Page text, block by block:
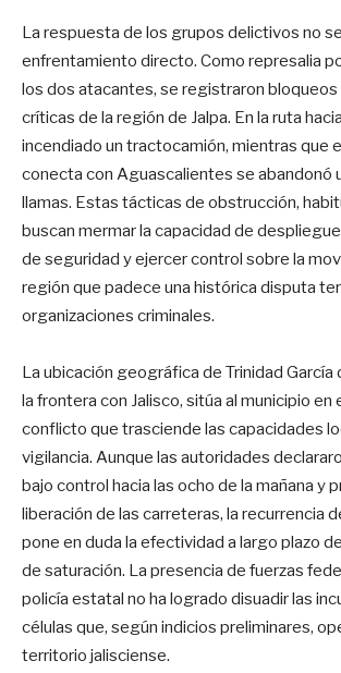
La respuesta de los grupos delictivos no
enfrentamiento directo. Como represalia
los dos atacantes, se registraron bloqueos
críticas de la región de Jalpa. En la ruta
incendiado un tractocamión, mientras que
conecta con Aguascalientes se abandonó
llamas. Estas tácticas de obstrucción,
buscan mermar la capacidad de
de seguridad y ejercer control sobre la
región que padece una histórica disputa
organizaciones criminales.
La ubicación geográfica de Trinidad García
la frontera con Jalisco, sitúa al municipio en
conflicto que trasciende las capacidades
vigilancia. Aunque las autoridades
bajo control hacia las ocho de la mañana y
liberación de las carreteras, la recurrencia
pone en duda la efectividad a largo plazo
de saturación. La presencia de fuerzas
policía estatal no ha logrado disuadir las
células que, según indicios preliminares,
territorio jalisciense.